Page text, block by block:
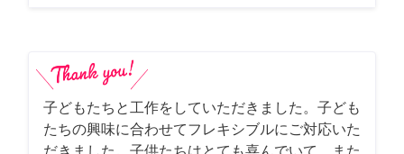
子どもたちと工作をしていただきました。子ども
たちの興味に合わせてフレキシブルにご対応いた